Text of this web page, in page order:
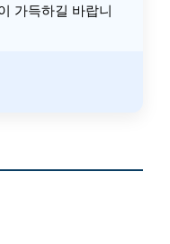
가득하길 바랍니